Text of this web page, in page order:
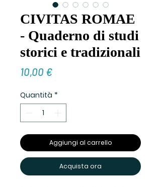
CIVITAS ROMAE
- Quaderno di studi
storici e tradizionali
10,00 €Prezzo
Quantità *
Aggiungi al carrello
Acquista ora